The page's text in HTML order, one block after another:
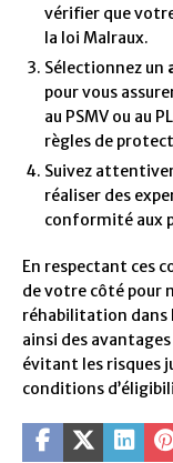
vérifier que
la loi Malraux.
Sélectionnez un
pour vous
au PSMV ou au
règles de
Suivez
réaliser des
conformité aux
En respectant ces
de votre côté pour
réhabilitation dans
ainsi des
évitant les risques
conditions